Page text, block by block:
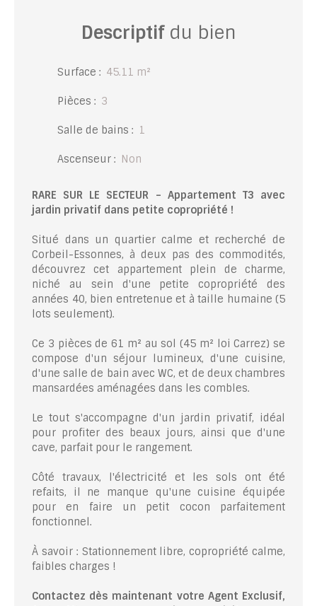
Descriptifdu bien
Surface : 45.11 m²
Pièces : 3
Salle de bains : 1
Ascenseur : Non
RARE SUR LE SECTEUR – Appartement T3 avec
jardin privatif dans petite copropriété !
Situé dans un quartier calme et recherché de
Corbeil-Essonnes, à deux pas des commodités,
découvrez cet appartement plein de charme,
niché au sein d'une petite copropriété des
années 40, bien entretenue et à taille humaine (5
lots seulement).
Ce 3 pièces de 61 m² au sol (45 m² loi Carrez) se
compose d'un séjour lumineux, d'une cuisine,
d'une salle de bain avec WC, et de deux chambres
mansardées aménagées dans les combles.
Le tout s'accompagne d'un jardin privatif, idéal
pour profiter des beaux jours, ainsi que d'une
cave, parfait pour le rangement.
Côté travaux, l'électricité et les sols ont été
refaits, il ne manque qu'une cuisine équipée
pour en faire un petit cocon parfaitement
fonctionnel.
À savoir : Stationnement libre, copropriété calme,
faibles charges !
Contactez dès maintenant votre Agent Exclusif,